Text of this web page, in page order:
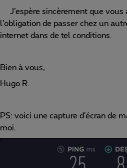
J’espère sincèrement que vous
l’obligation de passer chez un
internet dans de tel conditions.
Bien à vous,
Hugo R.
PS: voici une capture d’écran de
moi.